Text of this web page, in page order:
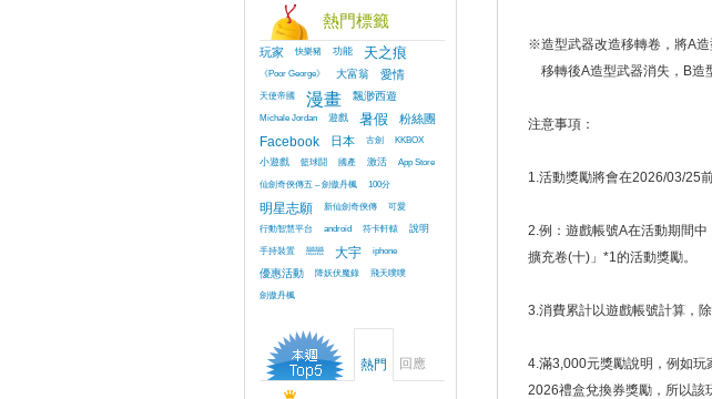
熱門標籤
玩家 快樂豬 功能 天之痕
《Poor George》 大富翁 愛情
天使帝國 漫畫 飄渺西遊
Michale Jordan 遊戲 暑假 粉絲團
Facebook 日本 古劍
KKBOX
小遊戲
籃球鬪 國產 激活
App Store
仙劍奇俠傳五 – 劍傲丹楓
100分
明星志願 新仙劍奇俠傳
可愛
行動智慧平台
android 符卡軒轅
說明
手持裝置
戀戀 大宇 iphone
優惠活動 降妖伏魔錄
飛天噗噗
劍傲丹楓
熱門 回應
※造型武器改造移轉卷，將A造
移轉後A造型武器消失，B造
注意事項：
1.活動獎勵將會在2026/03/25前
2.例：遊戲帳號A在活動期間
擴充卷(十)」*1的活動獎勵。
3.消費累計以遊戲帳號計算，
4.滿3,000元獎勵說明，例如
2026禮盒兌換券獎勵，所以該